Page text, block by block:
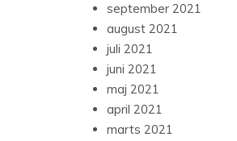
september 2021
august 2021
juli 2021
juni 2021
maj 2021
april 2021
marts 2021